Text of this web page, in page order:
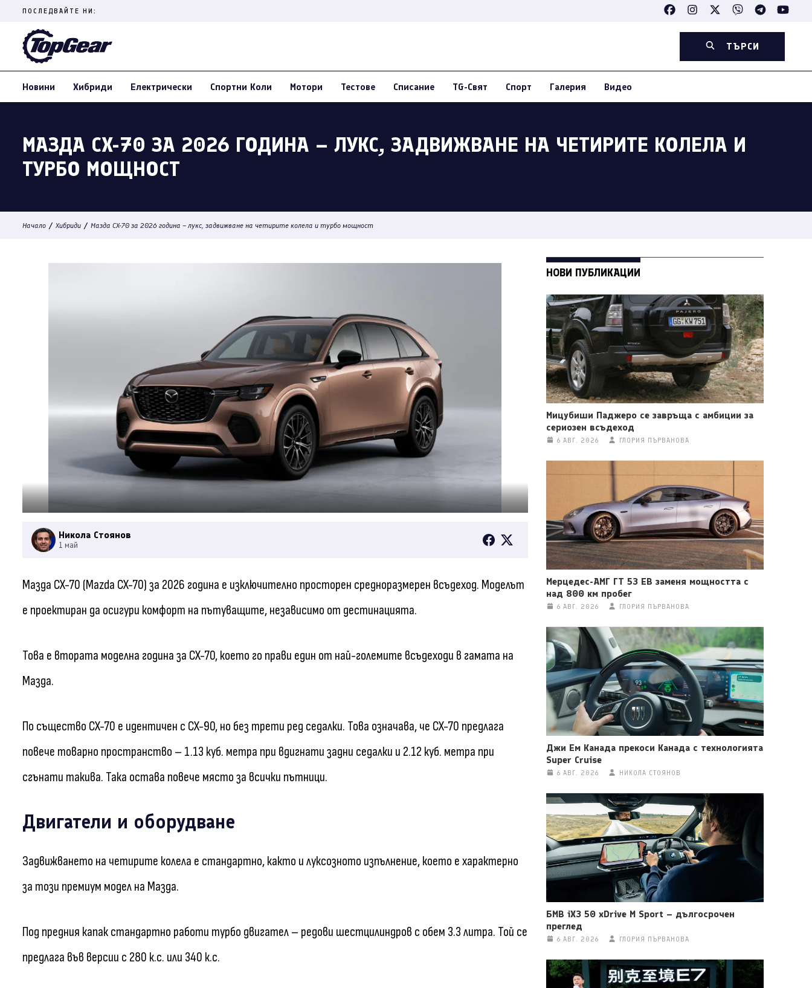
content
(Press
ПОСЛЕДВАЙТЕ НИ:
ТЪРСИ
Новини Хибриди Електрически Спортни Коли Мотори Тестове Списание TG-Свят Спорт Галерия Видео
МАЗДА CX-70 ЗА 2026 ГОДИНА – ЛУКС, ЗАДВИЖВАНЕ НА ЧЕТИРИТЕ КОЛЕЛА И
ТУРБО МОЩНОСТ
Начало / Хибриди / Мазда CX-70 за 2026 година – лукс, задвижване на четирите колела и турбо мощност
Никола Стоянов
1 май
Мазда CX-70 (Mazda CX-70) за 2026 година е изключително просторен средноразмерен всъдеход. Моделът
е проектиран да осигури комфорт на пътуващите, независимо от дестинацията.
Това е втората моделна година за CX-70, което го прави един от най-големите всъдеходи в гамата на
Мазда.
По същество CX-70 е идентичен с CX-90, но без трети ред седалки. Това означава, че CX-70 предлага
повече товарно пространство – 1.13 куб. метра при вдигнати задни седалки и 2.12 куб. метра при
сгънати такива. Така остава повече място за всички пътници.
Двигатели и оборудване
Задвижването на четирите колела е стандартно, както и луксозното изпълнение, което е характерно
за този премиум модел на Мазда.
Под предния капак стандартно работи турбо двигател – редови шестцилиндров с обем 3.3 литра. Той се
предлага във версии с 280 к.с. или 340 к.с.
НОВИ ПУБЛИКАЦИИ
Мицубиши Паджеро се завръща с амбиции за
сериозен всъдеход
6 АВГ. 2026 ГЛОРИЯ ПЪРВАНОВА
Мерцедес-АМГ ГТ 53 ЕВ заменя мощността с
над 800 км пробег
6 АВГ. 2026 ГЛОРИЯ ПЪРВАНОВА
Джи Ем Канада прекоси Канада с технологията
Super Cruise
6 АВГ. 2026 НИКОЛА СТОЯНОВ
БМВ iX3 50 xDrive M Sport – дългосрочен
преглед
6 АВГ. 2026 ГЛОРИЯ ПЪРВАНОВА